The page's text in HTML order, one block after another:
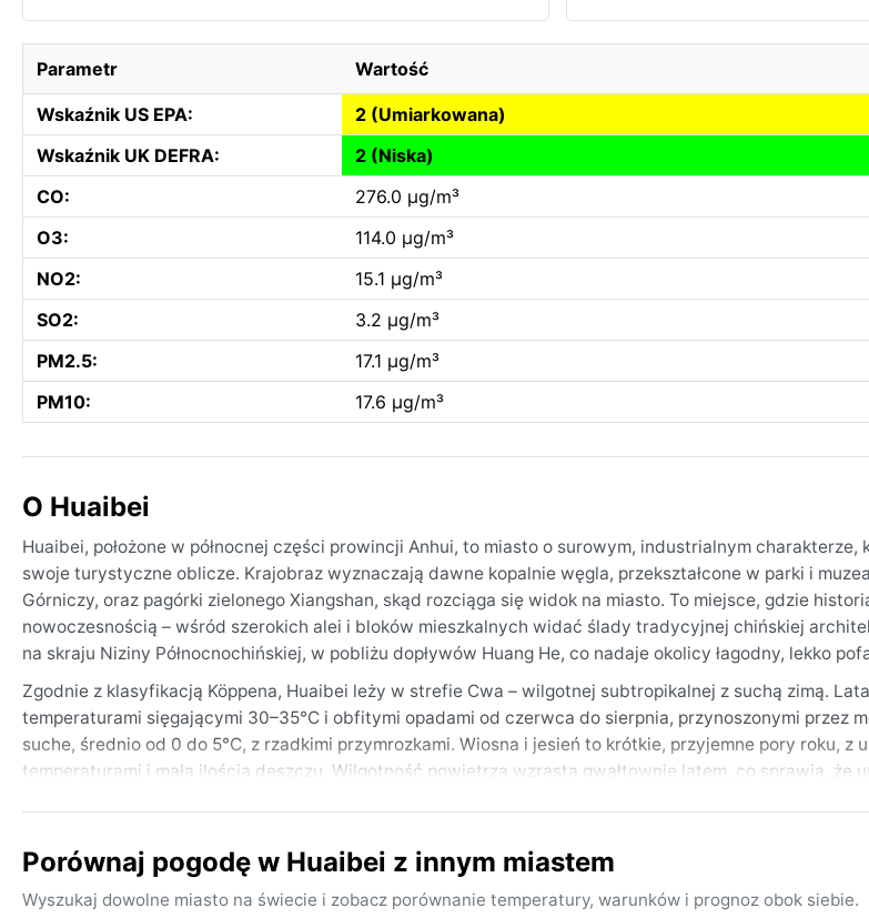
Parametr Wartość
Wskaźnik US EPA:
2 (Umiarkowana)
Wskaźnik UK DEFRA:
2 (Niska)
CO:
276.0 µg/m³
O3:
114.0 µg/m³
NO2:
15.1 µg/m³
SO2:
3.2 µg/m³
PM2.5:
17.1 µg/m³
PM10:
17.6 µg/m³
O Huaibei
Huaibei, położone w północnej części prowincji Anhui, to miasto o surowym, industrialnym
swoje turystyczne oblicze. Krajobraz wyznaczają dawne kopalnie węgla, przekształcone w parki i
Górniczy, oraz pagórki zielonego Xiangshan, skąd rozciąga się widok na miasto. To miejsce, gdzie
nowoczesnością – wśród szerokich alei i bloków mieszkalnych widać ślady tradycyjnej chińskiej
na skraju Niziny Północnochińskiej, w pobliżu dopływów Huang He, co nadaje okolicy łagodny, lekko
Zgodnie z klasyfikacją Köppena, Huaibei leży w strefie Cwa – wilgotnej subtropikalnej z suchą zimą.
temperaturami sięgającymi 30–35°C i obfitymi opadami od czerwca do sierpnia, przynoszonymi przez
suche, średnio od 0 do 5°C, z rzadkimi przymrozkami. Wiosna i jesień to krótkie, przyjemne pory roku, z
temperaturami i małą ilością deszczu. Wilgotność powietrza wzrasta gwałtownie latem, co sprawia, że
Najlepszy czas na odwiedziny pod względem pogody to wiosna (kwiecień–maj) i jesień
łagodnie, a deszcz nie przeszkadza w zwiedzaniu. Lato to sezon monsunowy z częstymi, choć krótkimi
Porównaj pogodę w Huaibei z innym miastem
Wyszukaj dowolne miasto na świecie i zobacz porównanie temperatury, warunków i prognoz obok siebie.